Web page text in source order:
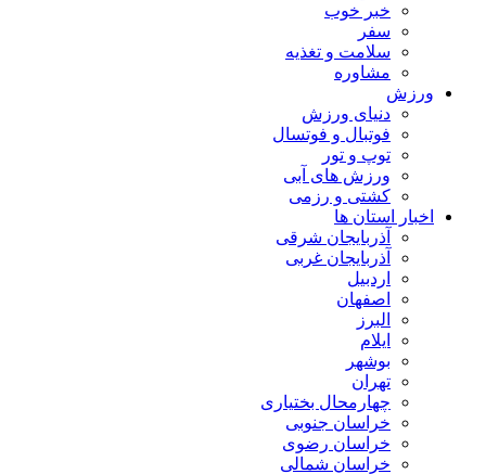
خبر خوب
سفر
سلامت و تغذیه
مشاوره
ورزش
دنیای ورزش
فوتبال و فوتسال
توپ و تور
ورزش های آبی
کشتی و رزمی
اخبار استان ها
آذربایجان شرقی
آذربایجان غربی
اردبیل
اصفهان
البرز
ایلام
بوشهر
تهران
چهارمحال بختیاری
خراسان جنوبی
خراسان رضوی
خراسان شمالی